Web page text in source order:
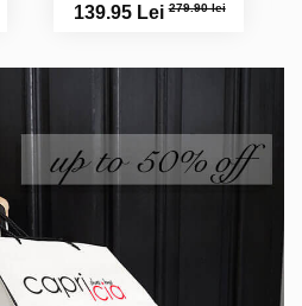
139.95 Lei279.90 lei